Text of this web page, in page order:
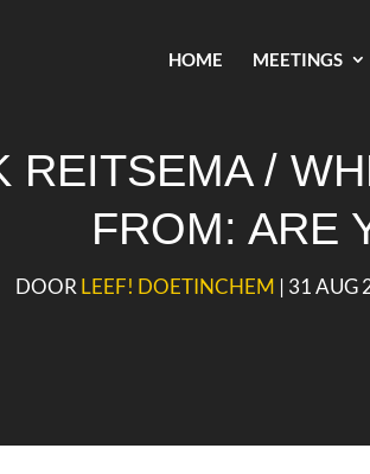
HOME MEETINGS
REITSEMA /
FROM: ARE
DOOR LEEF! DOETINCHEM | 31 AUG